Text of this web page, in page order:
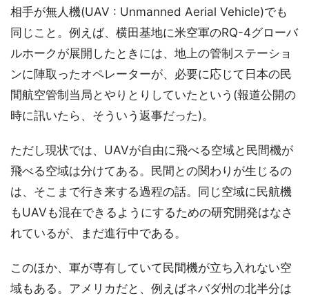
相手が無人機(UAV : Unmanned Aerial Vehicle)でも
同じこと。例えば、横田基地に米空軍のRQ-4グローバ
ルホークが展開したときには、地上の管制ステーショ
ンに陣取ったオペレーターが、必要に応じて日本の民
間航空管制当局とやりとりしていたという(報道公開の
時に訊いたら、そういう返事だった)。
ただし現状では、UAVが自由に飛べる空域と民間機が
飛べる空域は分けてある。民間との関わりが生じるの
は、そこまで行き来する過程の話。同じ空域に民航機
もUAVも混在できるようにするための研究開発はなさ
れているが、まだ進行中である。
このほか、軍が専有していて民間機が立ち入れない空
域もある。アメリカだと、例えばネバダ州の北半分は